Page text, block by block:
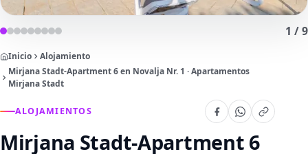
1 /9
Inicio
Alojamiento
Mirjana Stadt-Apartment 6 en Novalja Nr. 1 · Apartamentos
Mirjana Stadt
ALOJAMIENTOS
Mirjana Stadt-Apartment 6